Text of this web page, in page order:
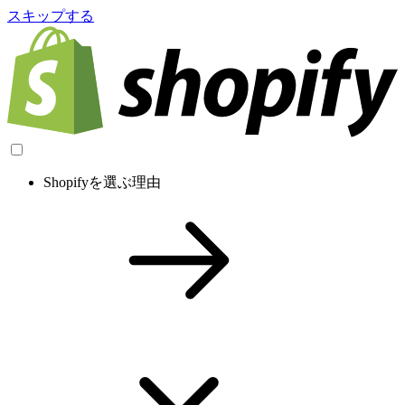
スキップする
Shopifyを選ぶ理由